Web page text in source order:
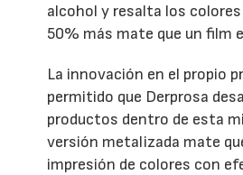
alcohol y resalta los
50% más mate que un film
La innovación en el propio
permitido que Derprosa
productos dentro de esta
versión metalizada mate
impresión de colores con